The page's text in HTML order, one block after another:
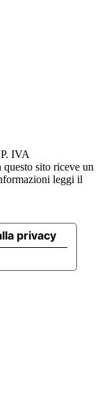
IVA
sito riceve un
leggi il
privacy